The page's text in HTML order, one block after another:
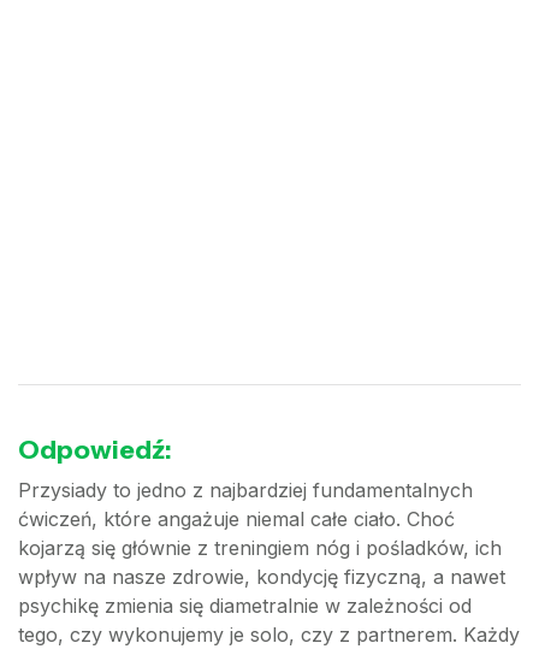
Odpowiedź:
Przysiady to jedno z najbardziej fundamentalnych
ćwiczeń, które angażuje niemal całe ciało. Choć
kojarzą się głównie z treningiem nóg i pośladków, ich
wpływ na nasze zdrowie, kondycję fizyczną, a nawet
psychikę zmienia się diametralnie w zależności od
tego, czy wykonujemy je solo, czy z partnerem. Każdy